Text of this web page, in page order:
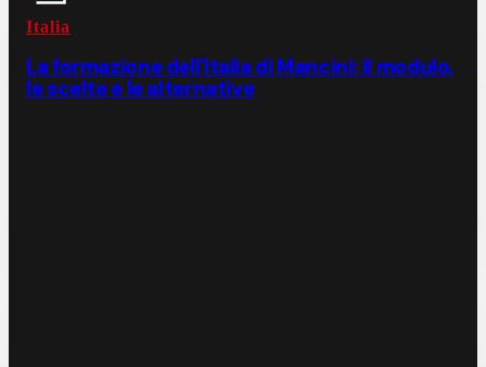
Italia
La formazione dell'Italia di Mancini: il modulo,
le scelte e le alternative